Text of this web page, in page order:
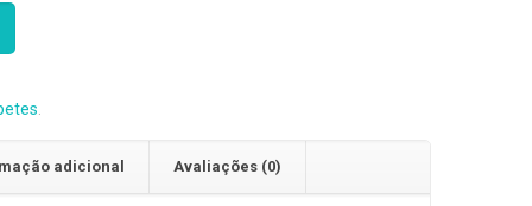
adicional Avaliações (0)